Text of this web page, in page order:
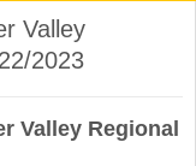
Valley
2023
Valley Regional